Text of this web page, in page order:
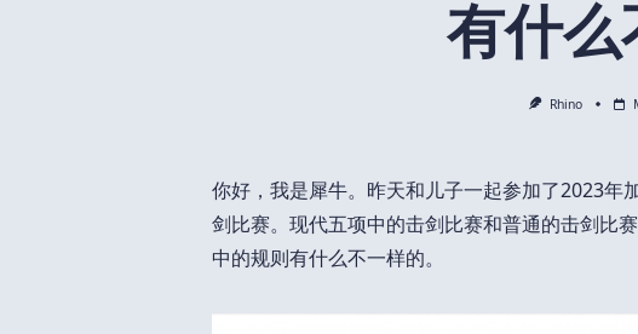
有什么
Rhino
你好，我是犀牛。昨天和儿子一起参加了2023
剑比赛。现代五项中的击剑比赛和普通的击剑比
中的规则有什么不一样的。